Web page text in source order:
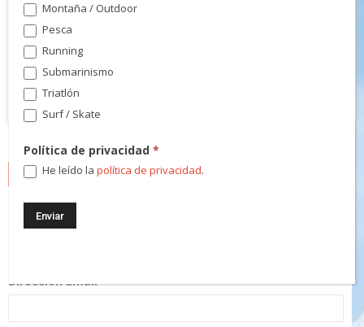
NEWSLETTER
¡Regístrate! Te mantendremos informado de las novedades y
Dirección Email*
Montaña / Outdoor
Pesca
Running
Submarinismo
Triatlón
Surf / Skate
Política de privacidad*
He leído lapolítica de privacidad.